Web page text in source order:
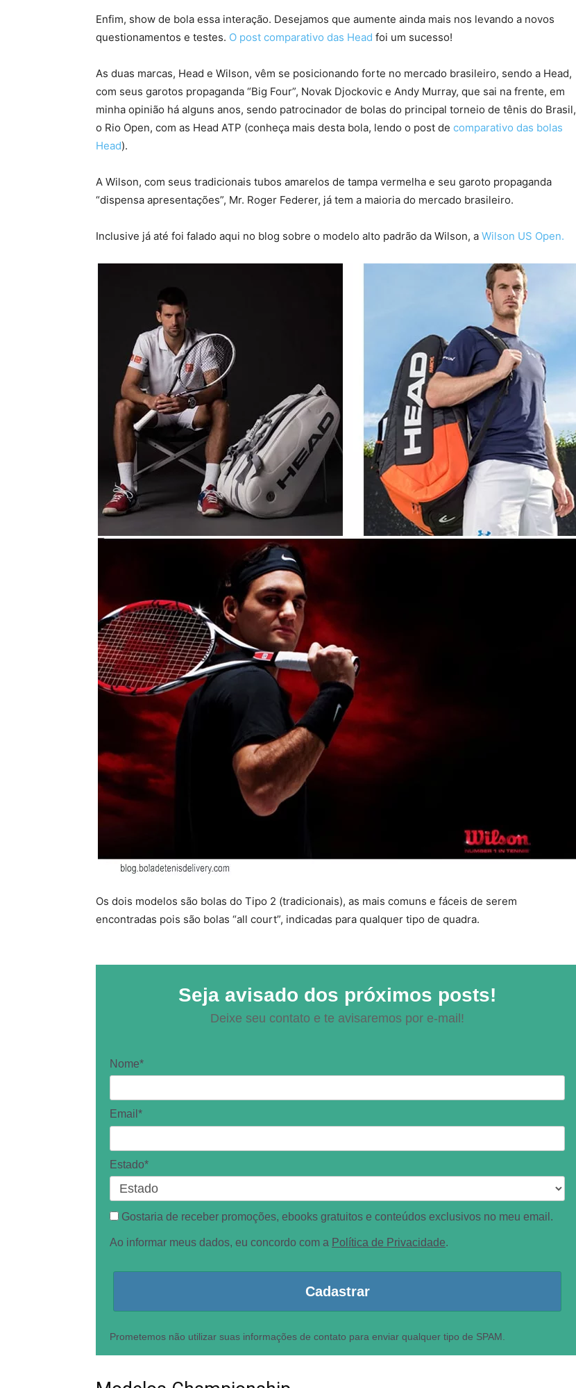
Enfim, show de bola essa interação. Desejamos que aumente ainda mais nos levando a novos
questionamentos e testes. O post comparativo das Head foi um sucesso!
As duas marcas, Head e Wilson, vêm se posicionando forte no mercado brasileiro, sendo a Head,
com seus garotos propaganda “Big Four”, Novak Djockovic e Andy Murray, que sai na frente, em
minha opinião há alguns anos, sendo patrocinador de bolas do principal torneio de tênis do Brasil,
o Rio Open, com as Head ATP (conheça mais desta bola, lendo o post de comparativo das bolas
Head).
A Wilson, com seus tradicionais tubos amarelos de tampa vermelha e seu garoto propaganda
“dispensa apresentações”, Mr. Roger Federer, já tem a maioria do mercado brasileiro.
Inclusive já até foi falado aqui no blog sobre o modelo alto padrão da Wilson, a Wilson US Open.
Os dois modelos são bolas do Tipo 2 (tradicionais), as mais comuns e fáceis de serem
encontradas pois são bolas “all court”, indicadas para qualquer tipo de quadra.
Seja avisado dos próximos posts!
Deixe seu contato e te avisaremos por e-mail!
Nome*
Email*
Estado*
Gostaria de receber promoções, ebooks gratuitos e conteúdos exclusivos no meu email.
Ao informar meus dados, eu concordo com a Política de Privacidade.
Cadastrar
Prometemos não utilizar suas informações de contato para enviar qualquer tipo de SPAM.